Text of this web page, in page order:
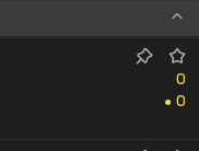
0
0
●
0
0